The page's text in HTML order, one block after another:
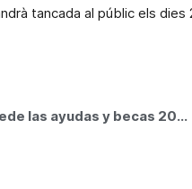
tancada al públic els
Bancaja concede las ayudas y becas 2008 para el desarrollo del Alto Palancia